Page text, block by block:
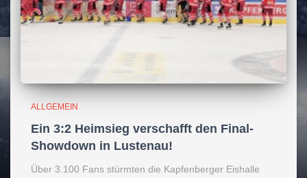
ALLGEMEIN
Ein 3:2 Heimsieg verschafft den Final-
Showdown in Lustenau!
Über 3.100 Fans stürmten die Kapfenberger Eishalle